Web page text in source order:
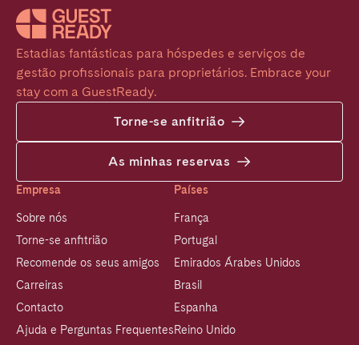
Estadias fantásticas para hóspedes e serviços de
gestão profissionais para proprietários. Embrace your
stay com a GuestReady.
Torne-se anfitrião
As minhas reservas
Empresa
Sobre nós
Torne-se anfitrião
Recomende os seus amigos
Carreiras
Contacto
Ajuda e Perguntas Frequentes
Países
França
Portugal
Emirados Árabes Unidos
Brasil
Espanha
Reino Unido